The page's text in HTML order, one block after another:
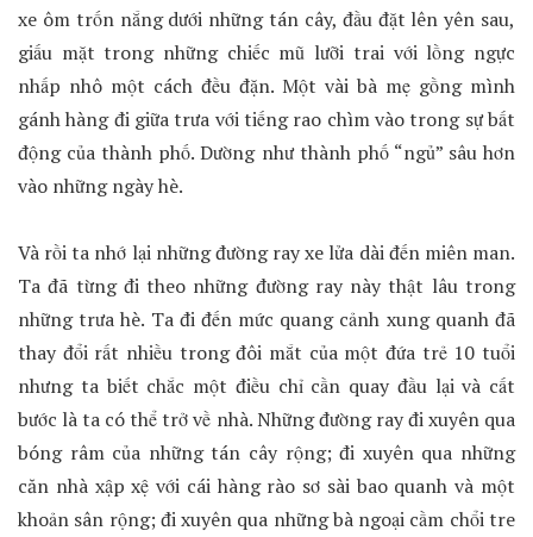
xe ôm trốn nắng dưới những tán cây, đầu đặt lên yên sau,
giấu mặt trong những chiếc mũ lưỡi trai với lồng ngực
nhấp nhô một cách đều đặn. Một vài bà mẹ gồng mình
gánh hàng đi giữa trưa với tiếng rao chìm vào trong sự bất
động của thành phố. Dường như thành phố “ngủ” sâu hơn
vào những ngày hè.
Và rồi ta nhớ lại những đường ray xe lửa dài đến miên man.
Ta đã từng đi theo những đường ray này thật lâu trong
những trưa hè. Ta đi đến mức quang cảnh xung quanh đã
thay đổi rất nhiều trong đôi mắt của một đứa trẻ 10 tuổi
nhưng ta biết chắc một điều chỉ cần quay đầu lại và cất
bước là ta có thể trở về nhà. Những đường ray đi xuyên qua
bóng râm của những tán cây rộng; đi xuyên qua những
căn nhà xập xệ với cái hàng rào sơ sài bao quanh và một
khoản sân rộng; đi xuyên qua những bà ngoại cầm chổi tre